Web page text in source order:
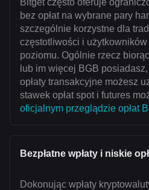
bez opłat na wybrane pary
szczególnie korzystne dla
częstotliwości i
poziomu. Ogólnie rzecz
lub im więcej BGB
opłaty transakcyjne możesz
stawek opłat spot i futures
oficjalnym przeglądzie opłat
Bezpłatne wpłaty i niskie
Dokonując wpłaty